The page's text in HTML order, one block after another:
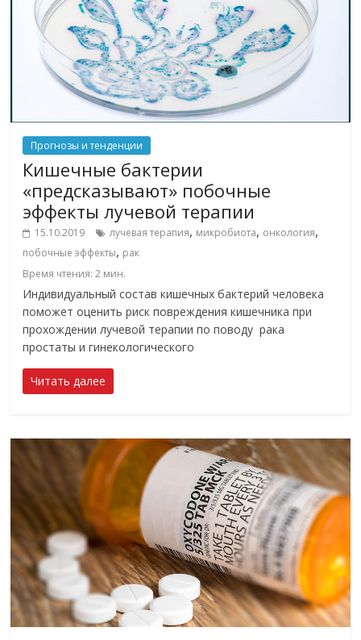
Прогнозы и тенденции
Кишечные бактерии
«предсказывают» побочные
эффекты лучевой терапии
15.10.2019 лучевая терапия, микробиота, онкология,
побочные эффекты, рак
Время чтения:2 мин.
Индивидуальный состав кишечных бактерий человека
поможет оценить риск повреждения кишечника при
прохождении лучевой терапии по поводу рака
простаты и гинекологического
Читать далее